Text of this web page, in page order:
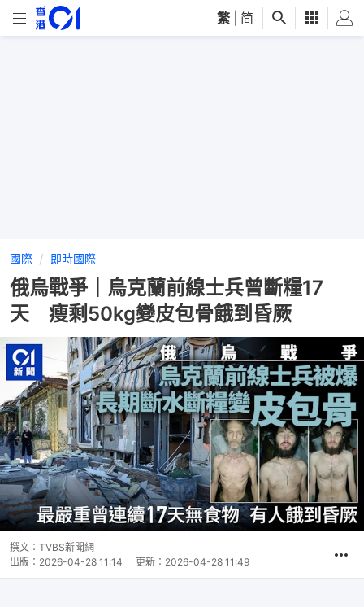
繁 简
國際 即時國際
俄烏戰爭｜烏克蘭前線士兵曾斷糧17
天 瘦剩50kg變皮包骨餓到昏厥
撰文： TVBS新聞網
出版： 2026-04-28 11:14 更新： 2026-04-28 11:49